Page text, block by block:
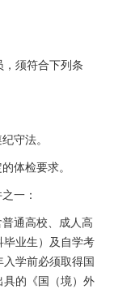
，须符合下列条
守法。
体检要求。
一：
通高校、成人高
业生）及自学考
学前必须取得国
的《国（境）外